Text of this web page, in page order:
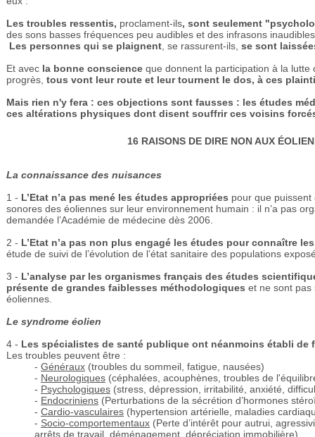
Les troubles ressentis, proclament-ils, sont seulement
des sons basses fréquences peu audibles et des infrasons
Les personnes qui se plaignent , se rassurent-ils, se sont
Et avec la bonne conscience que donnent la participation à la
progrès, tous vont leur route et leur tournent le dos, à ces
Mais rien n'y fera : ces objections sont fausses : les études
ces altérations physiques dont disent souffrir ces voisins
16 RAISONS DE DIRE NON AUX
La connaissance des nuisances
1 - L’Etat n’a pas mené les études appropriées pour que
sonores des éoliennes sur leur environnement humain : il n’a pas
demandée l’Académie de médecine dès 2006.
2 - L’Etat n’a pas non plus engagé les études pour connaître
étude de suivi de l’évolution de l’état sanitaire des populations
3 - L’analyse par les organismes français des études
présente de grandes faiblesses méthodologiques et ne sont pas
éoliennes.
Le syndrome éolien
4 - Les spécialistes de santé publique ont néanmoins établi de
Les troubles peuvent être :
- Généraux (troubles du sommeil, fatigue, nausées)
- Neurologiques (céphalées, acouphènes, troubles de
- Psychologiques (stress, dépression, irritabilité, anxiété,
- Endocriniens (Perturbations de la sécrétion d’hormones
- Cardio-vasculaires (hypertension artérielle, maladies
- Socio-comportementaux (Perte d’intérêt pour autrui,
arrêts de travail, déménagement, dépréciation immobilière)